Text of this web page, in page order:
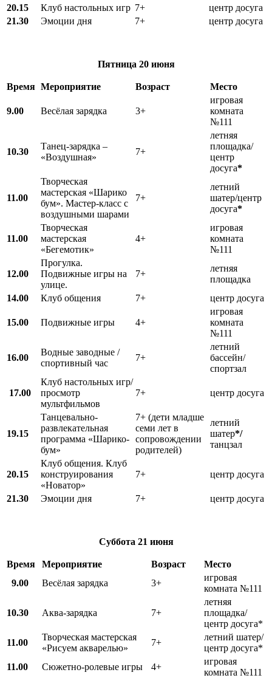
20.15 Клуб настольных игр 7+
центр досуга
21.30
Эмоции дня 7+ центр досуга
Пятница 20 июня
Время Мероприятие Возраст Место
9.00 Весёлая зарядка 3+
игровая
комната
№111
10.30
Танец-зарядка –
«Воздушная»
7+
летняя
площадка/
центр
досуга*
11.00
Творческая
мастерская «Шарико
бум». Мастер-класс с
воздушными шарами
7+
летний
шатер/центр
досуга*
11.00
Творческая
мастерская
«Бегемотик»
4+
игровая
комната
№111
12.00
Прогулка.
Подвижные игры на
улице.
7+
летняя
площадка
14.00
Клуб общения 7+ центр досуга
15.00 Подвижные игры 4+
игровая
комната
№111
16.00
Водные заводные /
спортивный час
7+
летний
бассейн/
спортзал
17.00
Клуб настольных игр/
просмотр
мультфильмов
7+ центр досуга
19.15
Танцевально-
развлекательная
программа «Шарико-
бум»
7+ (дети младше
семи лет в
сопровождении
родителей)
летний
шатер*/
танцзал
20.15
Клуб общения. Клуб
конструирования
«Новатор»
7+ центр досуга
21.30 Эмоции дня 7+ центр досуга
Суббота 21 июня
Время Мероприятие Возраст
Место
9.00
Весёлая зарядка 3+
игровая
комната №111
10.30 Аква-зарядка 7+
летняя
площадка/
центр досуга*
11.00
Творческая мастерская
«Рисуем акварелью»
7+
летний шатер/
центр досуга*
11.00
Сюжетно-ролевые игры 4+
игровая
комната №111